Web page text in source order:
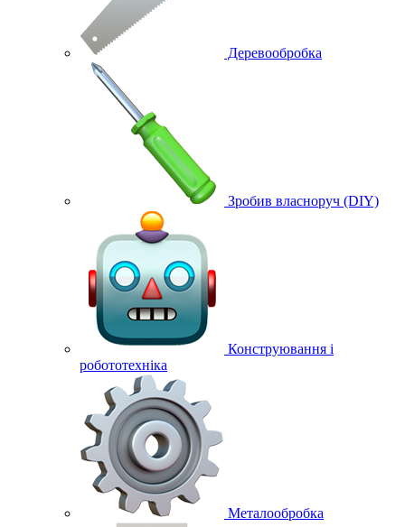
Деревообробка
Зробив власноруч (DIY)
Конструювання і
робототехніка
Металообробка